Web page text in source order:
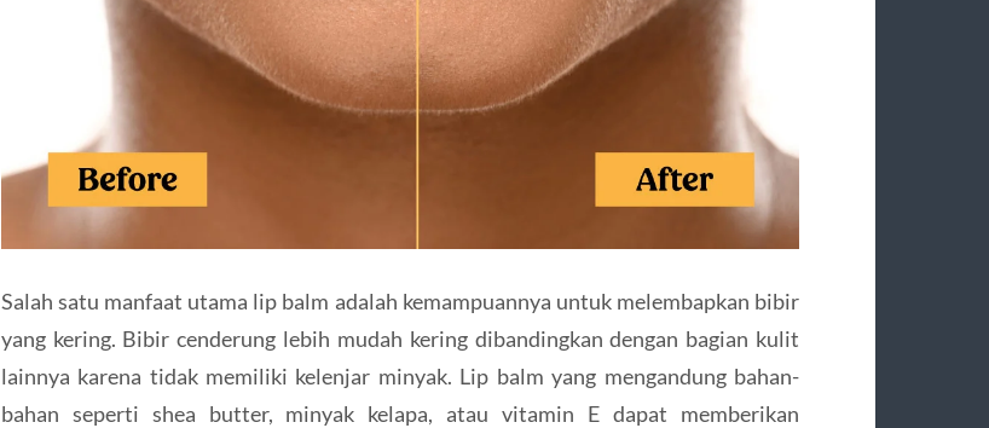
Salah satu manfaat utama lip balm adalah kemampuannya untuk melembapkan bibir
yang kering. Bibir cenderung lebih mudah kering dibandingkan dengan bagian kulit
lainnya karena tidak memiliki kelenjar minyak. Lip balm yang mengandung bahan-
bahan seperti shea butter, minyak kelapa, atau vitamin E dapat memberikan